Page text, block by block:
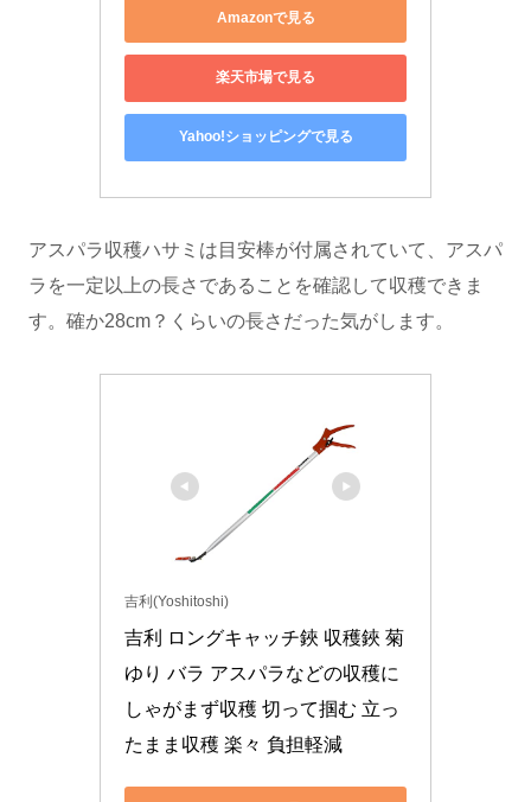
Amazonで見る
楽天市場で見る
Yahoo!ショッピングで見る
アスパラ収穫ハサミは目安棒が付属されていて、アスパ
ラを一定以上の長さであることを確認して収穫できま
す。確か28cm？くらいの長さだった気がします。
吉利(Yoshitoshi)
吉利 ロングキャッチ鋏 収穫鋏 菊
ゆり バラ アスパラなどの収穫に
しゃがまず収穫 切って掴む 立っ
たまま収穫 楽々 負担軽減